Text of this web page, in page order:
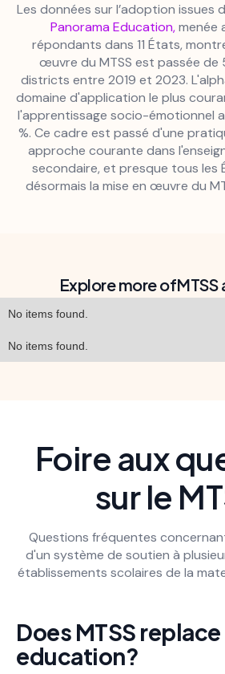
Les données sur l’adoption issues
Panorama Education,menée
répondants dans 11 États,
œuvre du MTSS est passée de
districts entre 2019 et 2023.
domaine d'application le plus
l'apprentissage socio-émotionnel
%. Ce cadre est passé d'une
approche courante dans
secondaire, et presque tous les
désormais la mise en œuvre du
Explore more of
No items found.
No items found.
Foire aux
sur le
Questions fréquentes
d'un système de soutien à
établissements scolaires de la
Does MTSS
education?